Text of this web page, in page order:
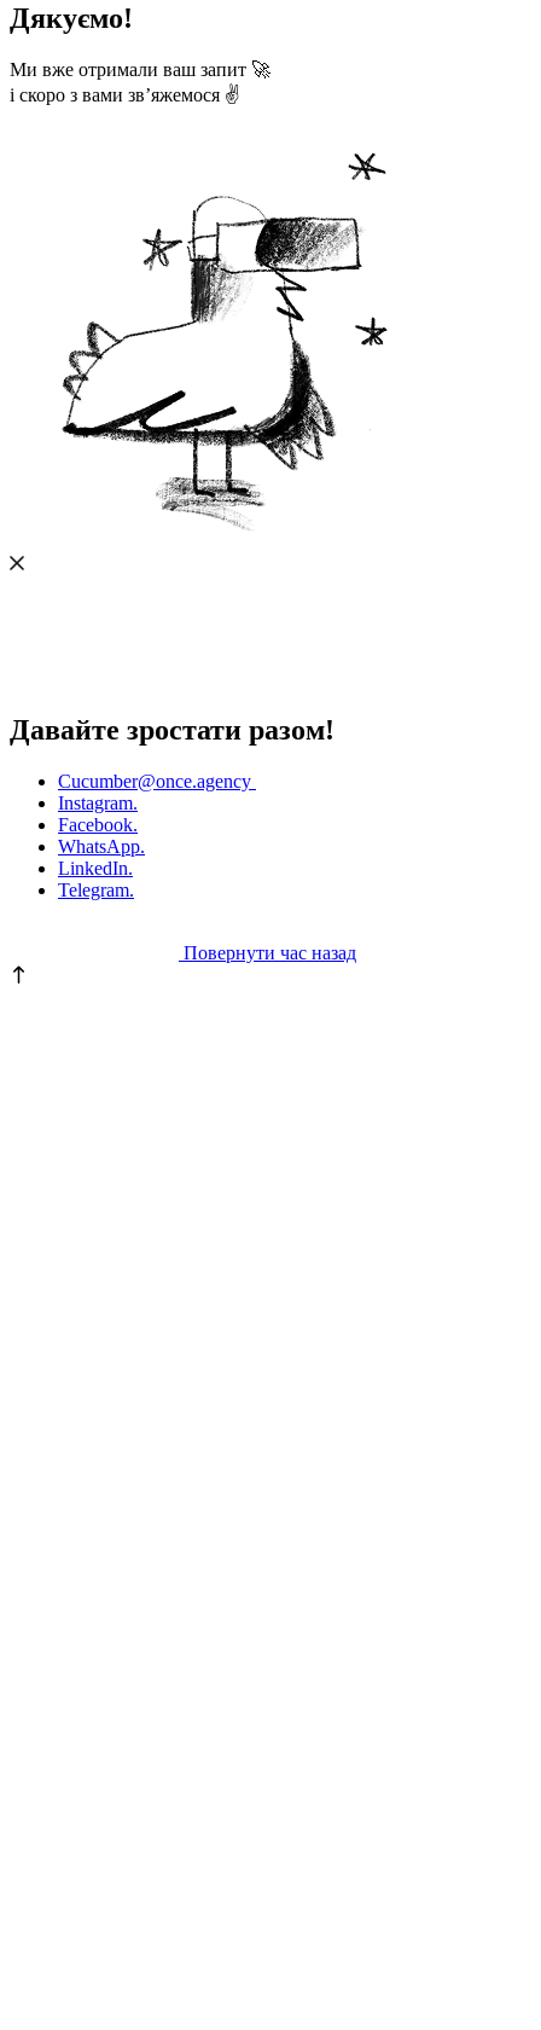
Дякуємо!
Ми вже отримали ваш запит 🚀
і скоро з вами зв’яжемося ✌
Давайте зростати разом!
Cucumber@once.agency
Instagram.
Facebook.
WhatsApp.
LinkedIn.
Telegram.
Повернути час назад